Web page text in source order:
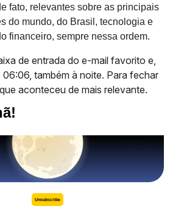
fato, relevantes sobre as principais
do mundo, do Brasil, tecnologia e
financeiro, sempre nessa ordem.
de entrada do e-mail favorito e,
06:06, também à noite. Para fechar
aconteceu de mais relevante.
Unsubscribe